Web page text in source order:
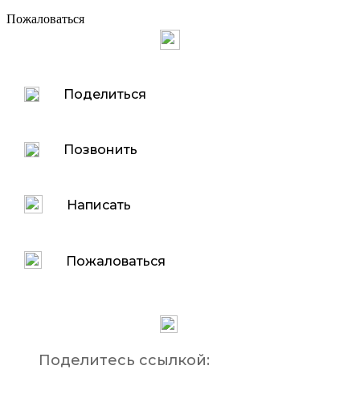
Пожаловаться
Поделиться
Позвонить
Написать
Пожаловаться
Поделитесь ссылкой: